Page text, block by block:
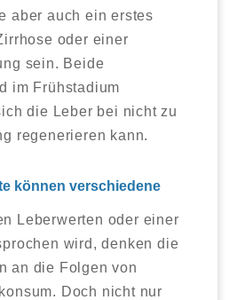
aber auch ein erstes
oder einer
sein. Beide
im Frühstadium
die Leber bei nicht zu
regenerieren kann.
können verschiedene
Leberwerten oder einer
wird, denken die
an die Folgen von
Doch nicht nur